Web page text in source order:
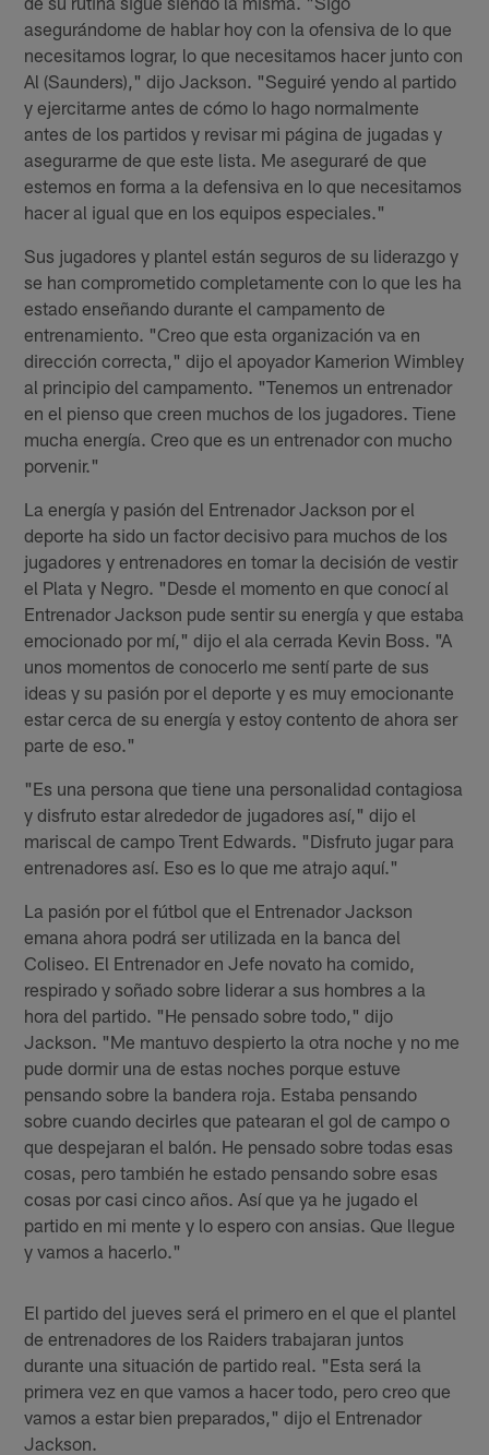
asegurándome de hablar hoy con la ofensiva de lo que
necesitamos lograr, lo que necesitamos hacer junto con
Al (Saunders)," dijo Jackson. "Seguiré yendo al partido
y ejercitarme antes de cómo lo hago normalmente
antes de los partidos y revisar mi página de jugadas y
asegurarme de que este lista. Me aseguraré de que
estemos en forma a la defensiva en lo que necesitamos
hacer al igual que en los equipos especiales."
Sus jugadores y plantel están seguros de su liderazgo y
se han comprometido completamente con lo que les ha
estado enseñando durante el campamento de
entrenamiento. "Creo que esta organización va en
dirección correcta," dijo el apoyador Kamerion Wimbley
al principio del campamento. "Tenemos un entrenador
en el pienso que creen muchos de los jugadores. Tiene
mucha energía. Creo que es un entrenador con mucho
porvenir."
La energía y pasión del Entrenador Jackson por el
deporte ha sido un factor decisivo para muchos de los
jugadores y entrenadores en tomar la decisión de vestir
el Plata y Negro. "Desde el momento en que conocí al
Entrenador Jackson pude sentir su energía y que estaba
emocionado por mí," dijo el ala cerrada Kevin Boss. "A
unos momentos de conocerlo me sentí parte de sus
ideas y su pasión por el deporte y es muy emocionante
estar cerca de su energía y estoy contento de ahora ser
parte de eso."
"Es una persona que tiene una personalidad contagiosa
y disfruto estar alrededor de jugadores así," dijo el
mariscal de campo Trent Edwards. "Disfruto jugar para
entrenadores así. Eso es lo que me atrajo aquí."
La pasión por el fútbol que el Entrenador Jackson
emana ahora podrá ser utilizada en la banca del
Coliseo. El Entrenador en Jefe novato ha comido,
respirado y soñado sobre liderar a sus hombres a la
hora del partido. "He pensado sobre todo," dijo
Jackson. "Me mantuvo despierto la otra noche y no me
pude dormir una de estas noches porque estuve
pensando sobre la bandera roja. Estaba pensando
sobre cuando decirles que patearan el gol de campo o
que despejaran el balón. He pensado sobre todas esas
cosas, pero también he estado pensando sobre esas
cosas por casi cinco años. Así que ya he jugado el
partido en mi mente y lo espero con ansias. Que llegue
y vamos a hacerlo."
El partido del jueves será el primero en el que el plantel
de entrenadores de los Raiders trabajaran juntos
durante una situación de partido real. "Esta será la
primera vez en que vamos a hacer todo, pero creo que
vamos a estar bien preparados," dijo el Entrenador
Jackson.